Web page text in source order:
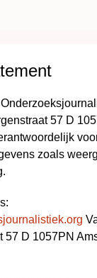
57 D
zoals
57 D 1057PN